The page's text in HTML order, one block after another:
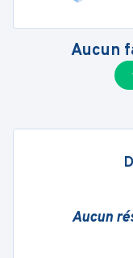
Aucun
Aucun